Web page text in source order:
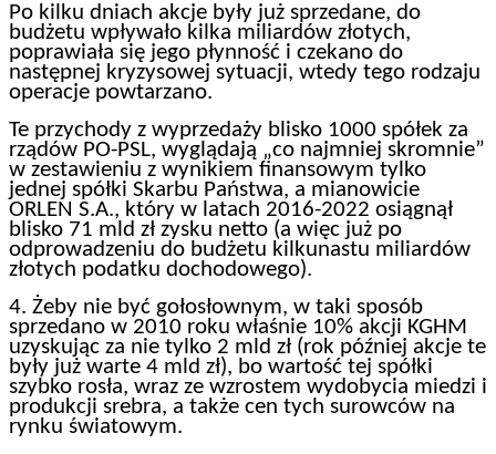
Po kilku dniach akcje były już sprzedane, do
budżetu wpływało kilka miliardów złotych,
poprawiała się jego płynność i czekano do
następnej kryzysowej sytuacji, wtedy tego rodzaju
operacje powtarzano.
Te przychody z wyprzedaży blisko 1000 spółek za
rządów PO-PSL, wyglądają „co najmniej skromnie”
w zestawieniu z wynikiem finansowym tylko
jednej spółki Skarbu Państwa, a mianowicie
ORLEN S.A., który w latach 2016-2022 osiągnął
blisko 71 mld zł zysku netto (a więc już po
odprowadzeniu do budżetu kilkunastu miliardów
złotych podatku dochodowego).
4. Żeby nie być gołosłownym, w taki sposób
sprzedano w 2010 roku właśnie 10% akcji KGHM
uzyskując za nie tylko 2 mld zł (rok później akcje te
były już warte 4 mld zł), bo wartość tej spółki
szybko rosła, wraz ze wzrostem wydobycia miedzi i
produkcji srebra, a także cen tych surowców na
rynku światowym.